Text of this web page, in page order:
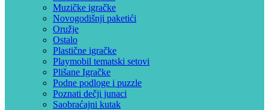
Muzičke igračke
Novogodišnji paketići
Oružje
Ostalo
Plastične igračke
Playmobil tematski setovi
Plišane Igračke
Podne podloge i puzzle
Poznati dečji junaci
Saobraćajni kutak